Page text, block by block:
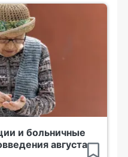
и больничные
августа